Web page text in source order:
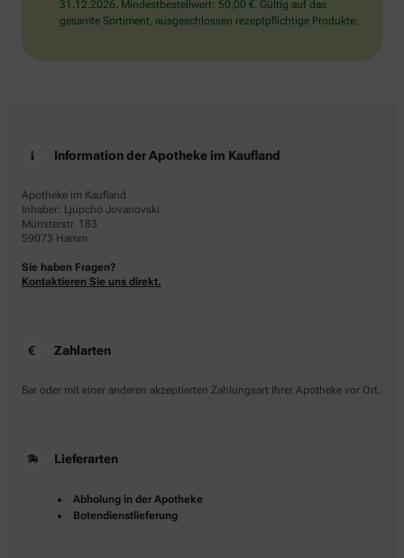
31.12.2026. Mindestbestellwert: 50,00 €. Gültig auf das
gesamte Sortiment, ausgeschlossen rezeptpflichtige Produkte.
Information der Apotheke im Kaufland
Apotheke im Kaufland
Inhaber: Ljupcho Jovanovski
Münsterstr. 183
59073 Hamm
Sie haben Fragen?
Kontaktieren Sie uns direkt.
Zahlarten
Bar oder mit einer anderen akzeptierten Zahlungsart Ihrer Apotheke vor Ort.
Lieferarten
Abholung in der Apotheke
Botendienstlieferung